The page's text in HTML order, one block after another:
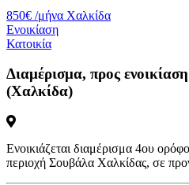
850€ /μήνα Χαλκίδα
Ενοικίαση
Κατοικία
Διαμέρισμα, προς
(Χαλκίδα)
Ενοικιάζεται διαμέρισμα 4ου
περιοχή Σουβάλα Χαλκίδας, σε